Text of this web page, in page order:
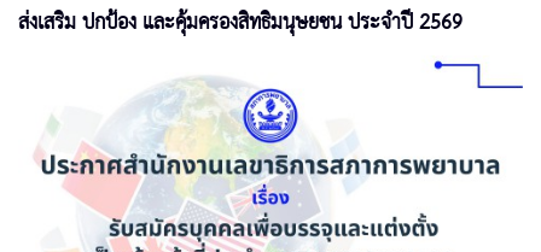
ส่งเสริม ปกป้อง และคุ้มครองสิทธิมนุษยชน ประจำปี 2569